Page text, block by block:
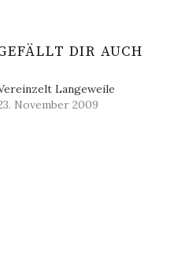
DIR AUCH
Langeweile
November 2009